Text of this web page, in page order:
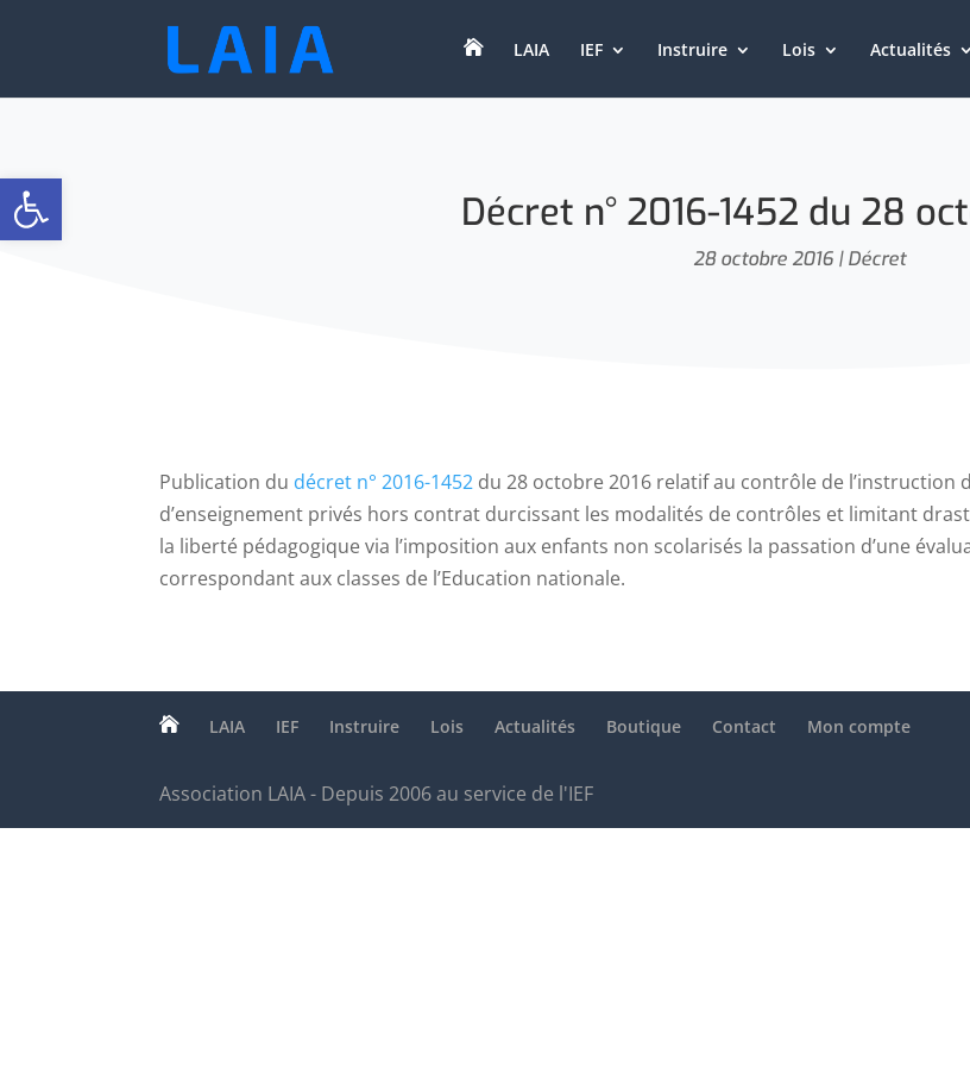
Ouvrir la barre d’outils
 LAIA IEF Instruire Lois Actualités
Décret n° 2016-1452 du 28
28 octobre 2016|Décret
Publication du décret n° 2016-1452 du 28 octobre 2016 relatif au contrôle de l’instruction
d’enseignement privés hors contrat durcissant les modalités de contrôles et limitant
la liberté pédagogique via l’imposition aux enfants non scolarisés la passation d’une
correspondant aux classes de l’Education nationale.
 LAIA IEF Instruire Lois Actualités Boutique Contact Mon compte
Association LAIA - Depuis 2006 au service de l'IEF